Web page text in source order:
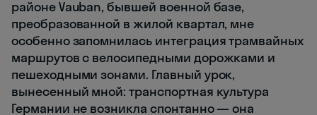
районе Vauban, бывшей военной базе,
преобразованной в жилой квартал, мне
особенно запомнилась интеграция трамвайных
маршрутов с велосипедными дорожками и
пешеходными зонами. Главный урок,
вынесенный мной: транспортная культура
Германии не возникла спонтанно — она